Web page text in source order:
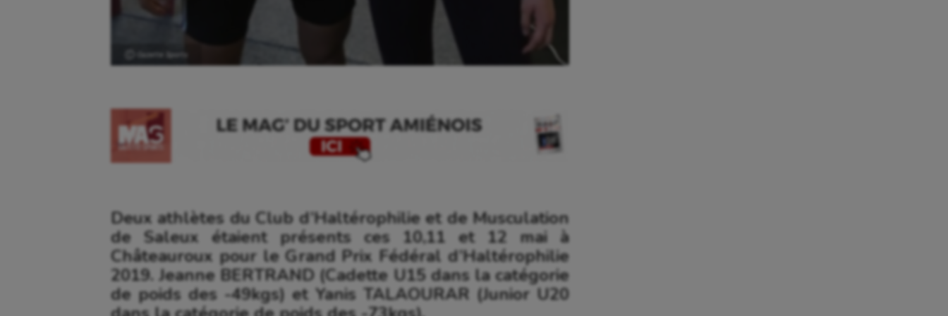
Aéronautique
Athlétisme
Auto
Danse
Equitation
Escalade
Kayak-polo
Korfbal
Longue paume
Ⓒ Gazette Sports
Deux athlètes du Club d’Haltérophilie et de Musculation
de Saleux étaient présents ces 10,11 et 12 mai à
Châteauroux pour le Grand Prix Fédéral d’Haltérophilie
2019. Jeanne BERTRAND (Cadette U15 dans la catégorie
de poids des -49kgs) et Yanis TALAOURAR (Junior U20